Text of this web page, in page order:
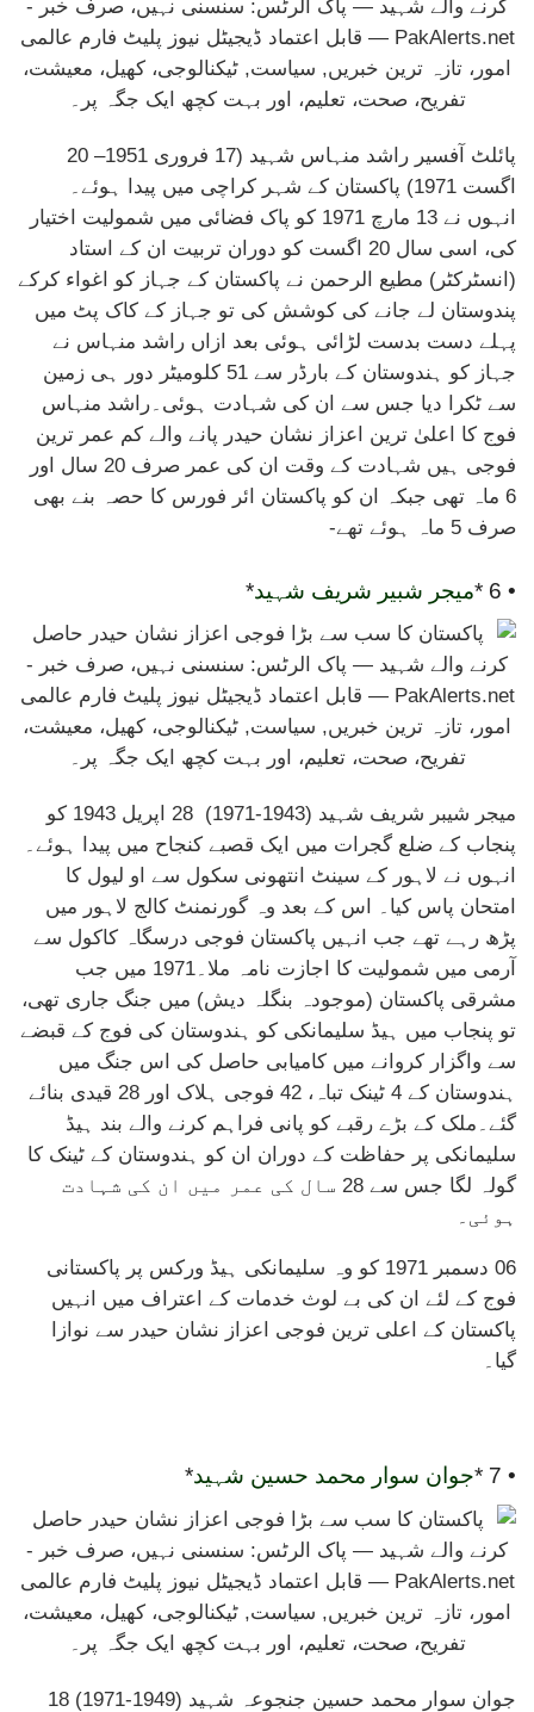
پائلٹ آفسیر راشد منہاس شہید (17 فروری 1951– 20
اگست 1971) پاکستان کے شہر کراچی میں پیدا ہوئے۔
انہوں نے 13 مارچ 1971 کو پاک فضائی میں شمولیت اختیار
کی، اسی سال 20 اگست کو دوران تربیت ان کے استاد
(انسٹرکٹر) مطیع الرحمن نے پاکستان کے جہاز کو اغواء کرکے
پندوستان لے جانے کی کوشش کی تو جہاز کے کاک پٹ میں
پہلے دست بدست لڑائی ہوئی بعد ازاں راشد منہاس نے
جہاز کو ہندوستان کے بارڈر سے 51 کلومیٹر دور ہی زمین
سے ٹکرا دیا جس سے ان کی شہادت ہوئی۔راشد منہاس
فوج کا اعلیٰ ترین اعزاز نشان حیدر پانے والے کم عمر ترین
فوجی ہیں شہادت کے وقت ان کی عمر صرف 20 سال اور
6 ماہ تھی جبکہ ان کو پاکستان ائر فورس کا حصہ بنے بھی
صرف 5 ماہ ہوئے تھے-
• 6 * میجر شبیر شریف شہید*
میجر شیبر شریف شہید (1943-1971) 28 اپریل 1943 کو
پنجاب کے ضلع گجرات میں ایک قصبے کنجاح میں پیدا ہوئے۔
انہوں نے لاہور کے سینٹ انتھونی سکول سے او لیول کا
امتحان پاس کیا۔ اس کے بعد وہ گورنمنٹ کالج لاہور میں
پڑھ رہے تھے جب انہیں پاکستان فوجی درسگاہ کاکول سے
آرمی میں شمولیت کا اجازت نامہ ملا۔1971 میں جب
مشرقی پاکستان (موجودہ بنگلہ دیش) میں جنگ جاری تھی،
تو پنجاب میں ہیڈ سلیمانکی کو ہندوستان کی فوج کے قبضے
سے واگزار کروانے میں کامیابی حاصل کی اس جنگ میں
ہندوستان کے 4 ٹینک تباہ، 42 فوجی ہلاک اور 28 قیدی بنائے
گئے۔ملک کے بڑے رقبے کو پانی فراہم کرنے والے بند ہیڈ
سلیمانکی پر حفاظت کے دوران ان کو ہندوستان کے ٹینک کا
گولہ لگا جس سے 28 سال کی عمر میں ان کی شہادت
ہوئی۔
06 دسمبر 1971 کو وہ سلیمانکی ہیڈ ورکس پر پاکستانی
فوج کے لئے ان کی بے لوث خدمات کے اعتراف میں انہیں
پاکستان کے اعلی ترین فوجی اعزاز نشان حیدر سے نوازا
گیا۔
• 7 * جوان سوار محمد حسین شہید*
جوان سوار محمد حسین جنجوعہ شہید (1949-1971) 18